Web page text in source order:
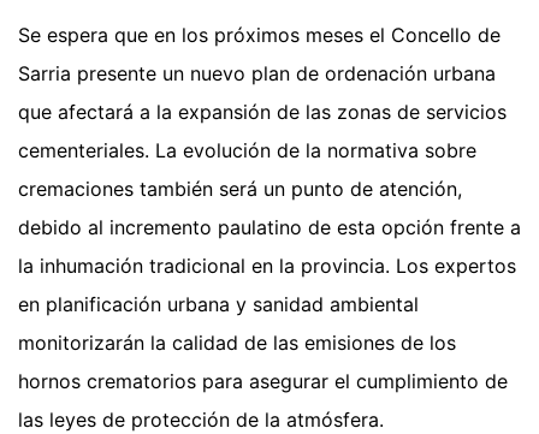
Se espera que en los próximos meses el Concello de
Sarria presente un nuevo plan de ordenación urbana
que afectará a la expansión de las zonas de servicios
cementeriales. La evolución de la normativa sobre
cremaciones también será un punto de atención,
debido al incremento paulatino de esta opción frente a
la inhumación tradicional en la provincia. Los expertos
en planificación urbana y sanidad ambiental
monitorizarán la calidad de las emisiones de los
hornos crematorios para asegurar el cumplimiento de
las leyes de protección de la atmósfera.